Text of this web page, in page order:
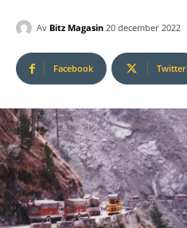
Av Bitz Magasin 20 december 2022
Facebook Twitter